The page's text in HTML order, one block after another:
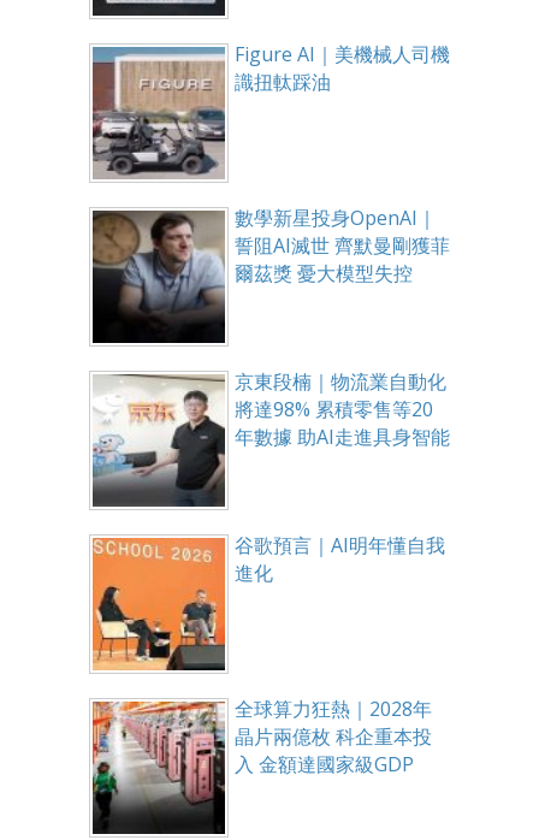
Figure AI｜美機械人司機
識扭軚踩油
數學新星投身OpenAI｜
誓阻AI滅世 齊默曼剛獲菲
爾茲獎 憂大模型失控
京東段楠｜物流業自動化
將達98% 累積零售等20
年數據 助AI走進具身智能
谷歌預言｜AI明年懂自我
進化
全球算力狂熱｜2028年
晶片兩億枚 科企重本投
入 金額達國家級GDP